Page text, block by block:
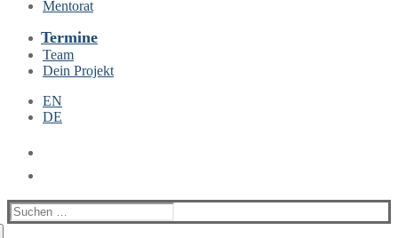
Mentorat
Termine
Team
Dein Projekt
EN
DE
Suchen
nach: